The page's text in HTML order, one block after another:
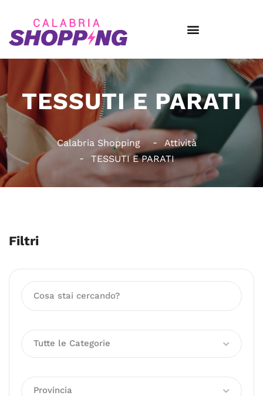
TESSUTI E PARATI
Calabria Shopping
Attività
TESSUTI E PARATI
Filtri
Tutte le Categorie
Provincia